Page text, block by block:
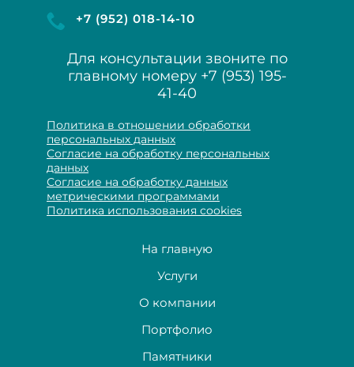
+7 (952) 018-14-10
Для консультации звоните по
главному номеру +7 (953) 195-
41-40
Политика в отношении обработки
персональных данных
Согласие на обработку персональных
данных
Согласие на обработку данных
метрическими программами
Политика использования cookies
На главную
Услуги
О компании
Портфолио
Памятники